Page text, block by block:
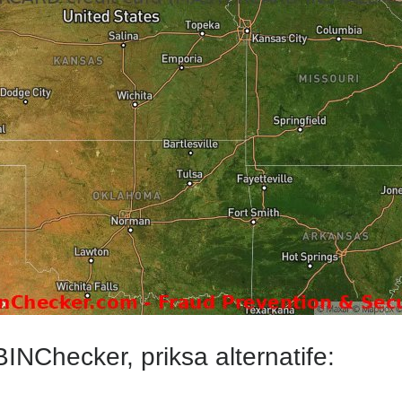
priksa alternatife: